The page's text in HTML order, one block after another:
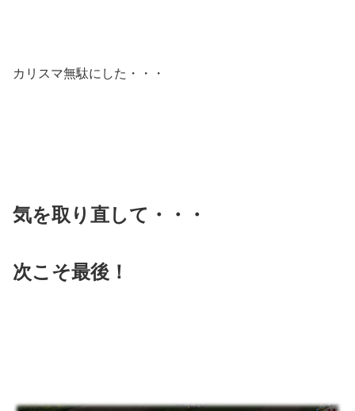
カリスマ無駄にした・・・
気を取り直して・・・
次こそ最後！